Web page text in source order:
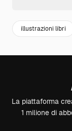
illustrazioni libri
La piattaforma
1 milione di